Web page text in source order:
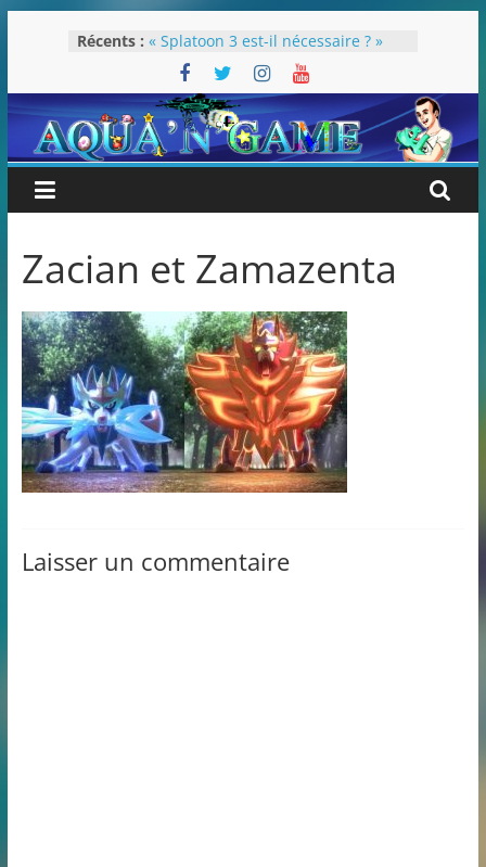
Récents : « Splatoon 3 est-il nécessaire ? »
« Dans les coulisses des JV Harry
Potter »
Pokémon Écarlate : ceci est une
révolution (ou pas) !
Attentes 2023
Rétrospective 2022
Zacian et Zamazenta
Laisser un commentaire